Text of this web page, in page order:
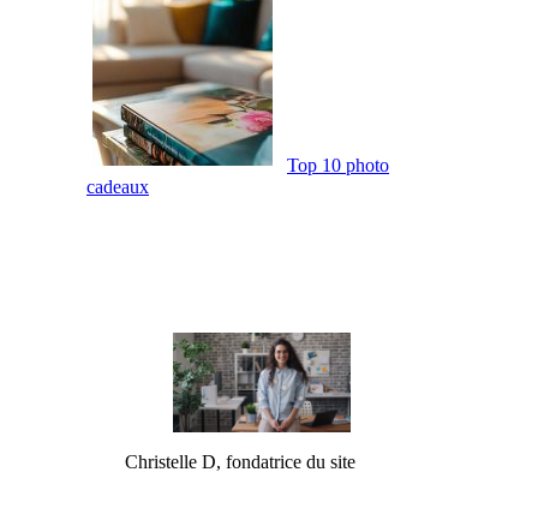
Top 10 photo
cadeaux
Christelle D, fondatrice du site